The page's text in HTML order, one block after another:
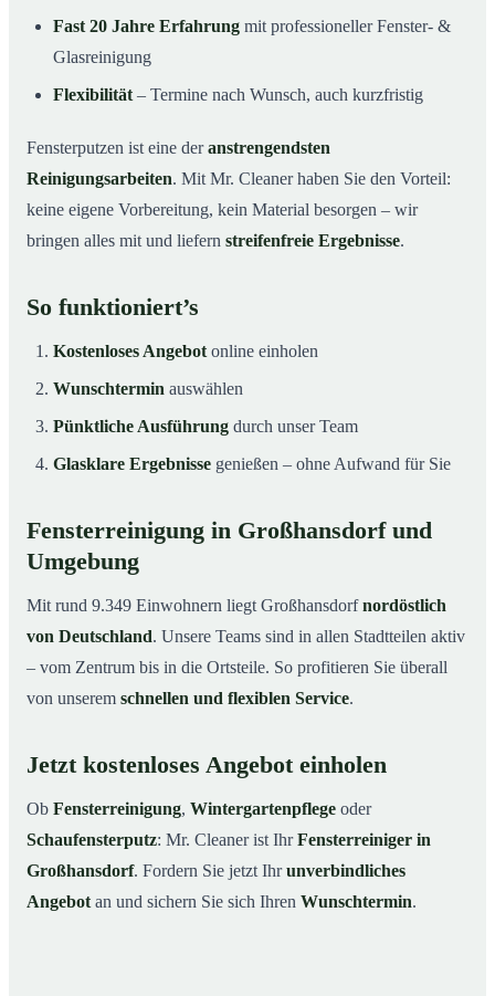
Fast 20 Jahre Erfahrung mit professioneller Fenster- &
Glasreinigung
Flexibilität – Termine nach Wunsch, auch kurzfristig
Fensterputzen ist eine deranstrengendsten
Reinigungsarbeiten. Mit Mr. Cleaner haben Sie den Vorteil:
keine eigene Vorbereitung, kein Material besorgen – wir
bringen alles mit und liefern streifenfreie Ergebnisse.
So funktioniert’s
Kostenloses Angebot online einholen
Wunschtermin auswählen
Pünktliche Ausführung durch unser Team
Glasklare Ergebnisse genießen – ohne Aufwand für Sie
Fensterreinigung in Großhansdorf und
Umgebung
Mit rund 9.349 Einwohnern liegt Großhansdorfnordöstlich
von Deutschland. Unsere Teams sind in allen Stadtteilen aktiv
– vom Zentrum bis in die Ortsteile. So profitieren Sie überall
von unserem schnellen und flexiblen Service.
Jetzt kostenloses Angebot einholen
Ob Fensterreinigung, Wintergartenpflege oder
Schaufensterputz: Mr. Cleaner ist IhrFensterreiniger in
Großhansdorf. Fordern Sie jetzt Ihrunverbindliches
Angebot an und sichern Sie sich Ihren Wunschtermin.